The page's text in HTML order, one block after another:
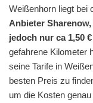
Weißenhorn liegt bei
Anbieter
jedoch nur ca 1,50
gefahrene Kilometer
seine Tarife in
besten Preis zu
um die Kosten